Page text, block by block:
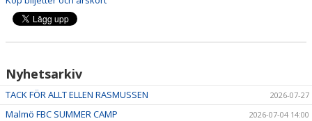
Nyhetsarkiv
TACK FÖR ALLT ELLEN RASMUSSEN 2026-07-27
Malmö FBC SUMMER CAMP 2026-07-04 14:00